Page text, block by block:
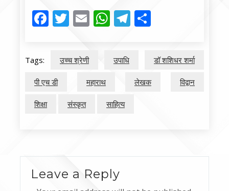
Facebook
Twitter
EmailWhatsApp
Telegram
Tags: उच्च श्रेणी उपाधि डॉ शशिधर शर्मा
पी एच डी महाराथ लेखक विद्वान
शिक्षा संस्कृत साहित्य
Leave a Reply